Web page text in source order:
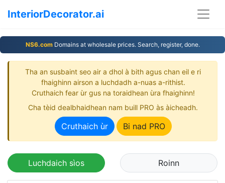
InteriorDecorator.ai
NS6.comDomains at wholesale prices. Search, register, done.
Tha an susbaint seo air a dhol à bith agus chan eil e ri
fhaighinn airson a luchdadh a-nuas a-rithist.
Cruthaich fear ùr gus na toraidhean ùra fhaighinn!
Cha tèid dealbhaidhean nam buill PRO às àicheadh.
Cruthaich ùr Bi nad PRO
Luchdaich sìos Roinn